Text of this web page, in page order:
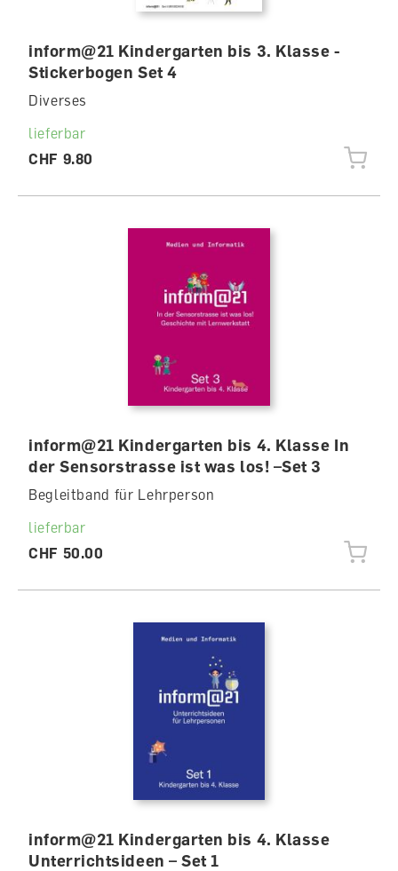
inform@21 Kindergarten bis 3. Klasse -
Stickerbogen Set 4
Diverses
lieferbar
CHF 9.80
inform@21 Kindergarten bis 4. Klasse In
der Sensorstrasse ist was los! –Set 3
Begleitband für Lehrperson
lieferbar
CHF 50.00
inform@21 Kindergarten bis 4. Klasse
Unterrichtsideen – Set 1